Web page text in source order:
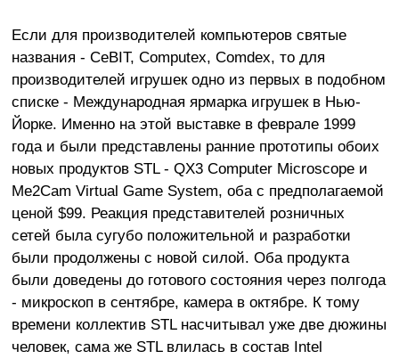
Если для производителей компьютеров святые
названия - CeBIT, Computex, Comdex, то для
производителей игрушек одно из первых в подобном
списке - Международная ярмарка игрушек в Нью-
Йорке. Именно на этой выставке в феврале 1999
года и были представлены ранние прототипы обоих
новых продуктов STL - QX3 Computer Microscope и
Me2Cam Virtual Game System, оба с предполагаемой
ценой $99. Реакция представителей розничных
сетей была сугубо положительной и разработки
были продолжены с новой силой. Оба продукта
были доведены до готового состояния через полгода
- микроскоп в сентябре, камера в октябре. К тому
времени коллектив STL насчитывал уже две дюжины
человек, сама же STL влилась в состав Intel